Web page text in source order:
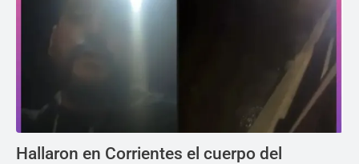
Hallaron en Corrientes el cuerpo del